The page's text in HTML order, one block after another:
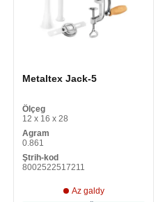
Metaltex Jack-5
Ölçeg
12 x 16 x 28
Agram
0.861
Ştrih-kod
8002522517211
Az galdy